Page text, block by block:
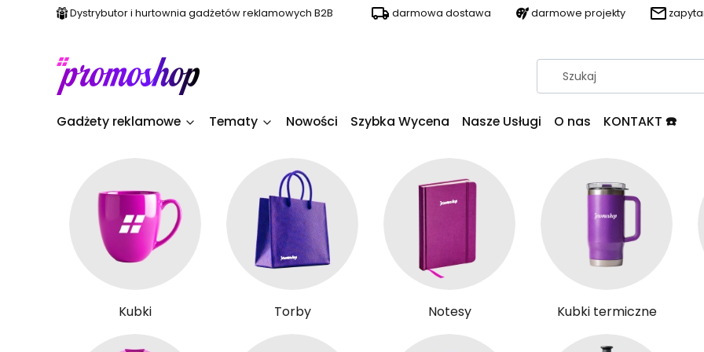
Dystrybutor i hurtownia gadżetów reklamowych B2B darmowa dostawa darmowe projekty
Gadżety reklamowe Tematy Nowości Szybka Wycena Nasze Usługi O nas KONTAKT ☎️
Kubki Torby Notesy Kubki termiczne